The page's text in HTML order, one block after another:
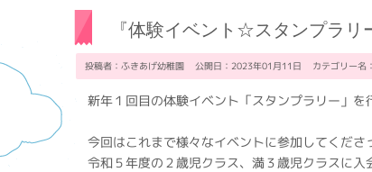
『体験イベント☆スタンプラ
投稿者：ふきあげ幼稚園 公開日：2023年01月11日 カテゴリー名：
新年１回目の体験イベント「スタンプラリー」を
今回はこれまで様々なイベントに参加してくださ
令和５年度の２歳児クラス、満３歳児クラスに